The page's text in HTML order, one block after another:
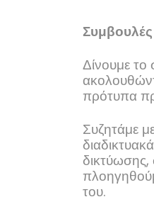
Συμβουλές
Δίνουμε το
πρότυπα
Συζητάμε
δικτύωσης,
του.